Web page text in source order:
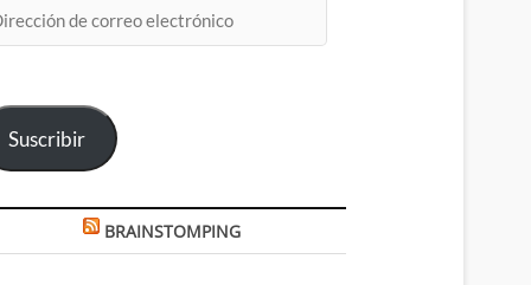
Suscribir
BRAINSTOMPING